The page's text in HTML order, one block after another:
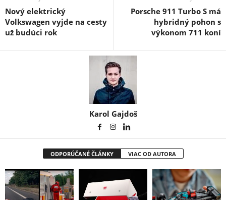
Nový elektrický
Volkswagen vyjde na cesty
už budúci rok
Porsche 911 Turbo S má
hybridný pohon s
výkonom 711 koní
Karol Gajdoš
ODPORÚČANÉ ČLÁNKY VIAC OD AUTORA